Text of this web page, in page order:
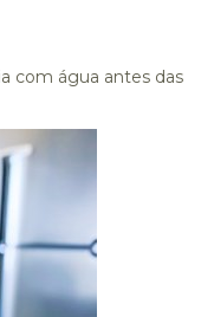
com água antes das